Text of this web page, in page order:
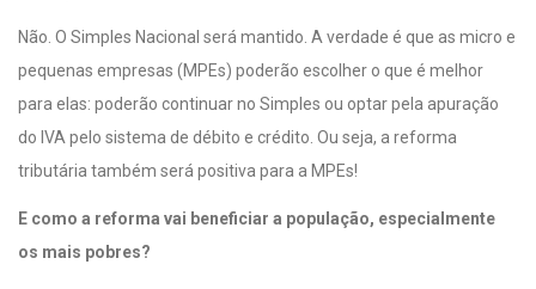
Não. O Simples Nacional será mantido. A verdade é que as micro e
pequenas empresas (MPEs) poderão escolher o que é melhor
para elas: poderão continuar no Simples ou optar pela apuração
do IVA pelo sistema de débito e crédito. Ou seja, a reforma
tributária também será positiva para a MPEs!
E como a reforma vai beneficiar a população, especialmente
os mais pobres?